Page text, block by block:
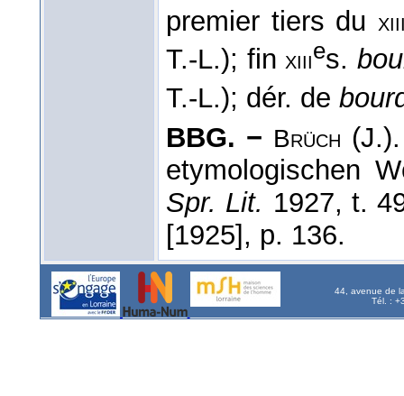
premier tiers du
T.-L.); finxiiies.
T.-L.); dér. de
BBG. − Brüch
etymologischen
Spr. Lit. 1927, t.
[1925], p. 136.
44, avenue de
Tél. :